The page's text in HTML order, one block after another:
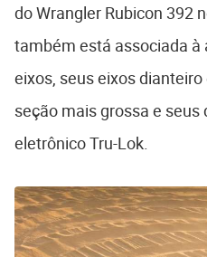
do Wrangler Rubicon 392
também está associada
eixos, seus eixos
seção mais grossa e
eletrônico Tru-Lok.